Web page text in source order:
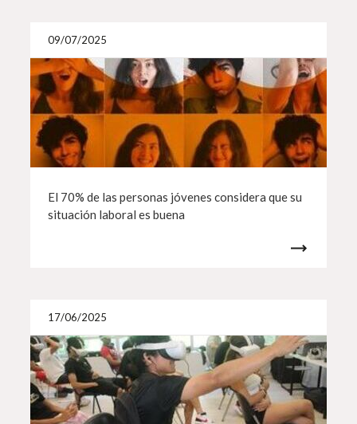
09/07/2025
El 70% de las personas jóvenes considera que su
situación laboral es buena
17/06/2025